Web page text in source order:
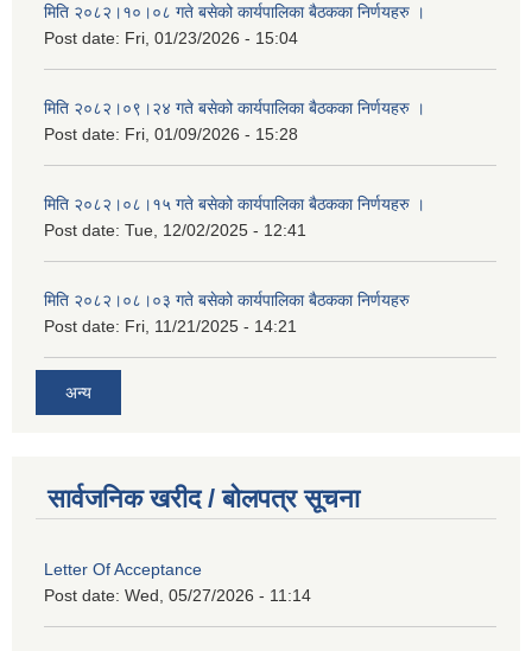
मिति २०८२।१०।०८ गते बसेको कार्यपालिका बैठकका निर्णयहरु ।
Post date: Fri, 01/23/2026 - 15:04
मिति २०८२।०९।२४ गते बसेको कार्यपालिका बैठकका निर्णयहरु ।
Post date: Fri, 01/09/2026 - 15:28
मिति २०८२।०८।१५ गते बसेको कार्यपालिका बैठकका निर्णयहरु ।
Post date: Tue, 12/02/2025 - 12:41
मिति २०८२।०८।०३ गते बसेको कार्यपालिका बैठकका निर्णयहरु
Post date: Fri, 11/21/2025 - 14:21
अन्य
सार्वजनिक खरीद / बोलपत्र सूचना
Letter Of Acceptance
Post date: Wed, 05/27/2026 - 11:14